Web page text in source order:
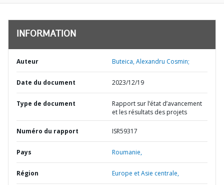
INFORMATION
Auteur Buteica, Alexandru Cosmin;
Date du document 2023/12/19
Type de document
Rapport sur l’état d’avancement
et les résultats des projets
Numéro du rapport ISR59317
Pays Roumanie,
Région Europe et Asie centrale,